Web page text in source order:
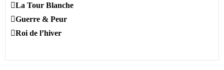
La Tour Blanche
Guerre & Peur
Roi de l’hiver